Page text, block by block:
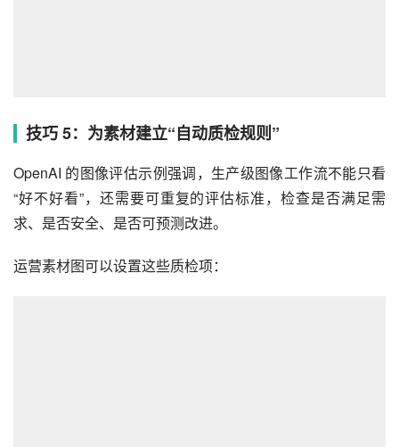
技巧 5：为素材建立“自动质检规则”
OpenAI 的图像评估示例强调，生产级图像工作流不能只看
“好不好看”，还需要可重复的评估标准，检查是否满足需
求、是否安全、是否可预测改进。
运营素材图可以设置这些质检项：